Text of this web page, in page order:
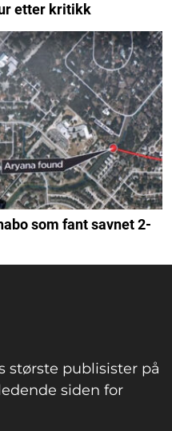
etter kritikk
som fant savnet 2-
største publisister på
siden for